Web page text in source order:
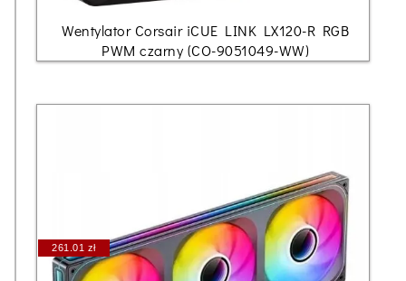
Wentylator Corsair iCUE LINK LX120-R RGB
PWM czarny (CO-9051049-WW)
261.01 zł